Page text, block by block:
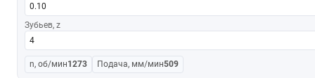
Зубьев, z
n, об/мин1273 Подача, мм/мин509